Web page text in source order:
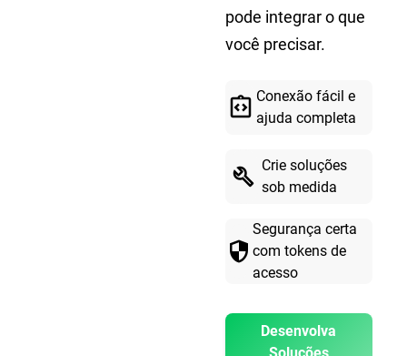
pode integrar o que
você precisar.
integration_instructions Conexão fácil e
ajuda completa
build Crie soluções
sob medida
security
Segurança certa
com tokens de
acesso
Desenvolva